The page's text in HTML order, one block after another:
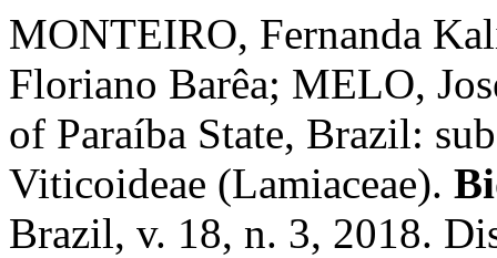
MONTEIRO, Fernanda
Floriano Barêa; MELO,
of Paraíba State, Brazil:
Viticoideae (Lamiaceae).
Brazil, v. 18, n. 3, 2018.